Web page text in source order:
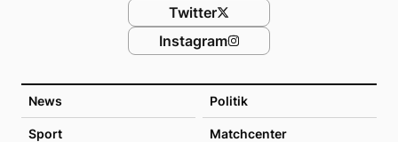
News Politik
Sport Matchcenter
Twitter
Instagram